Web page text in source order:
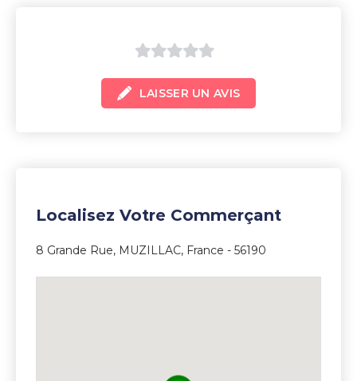
sur
LAISSER UN AVIS
Localisez Votre Commerçant
8 Grande Rue, MUZILLAC, France - 56190